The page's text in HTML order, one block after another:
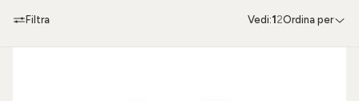
Filtra Vedi:1 2Ordina per